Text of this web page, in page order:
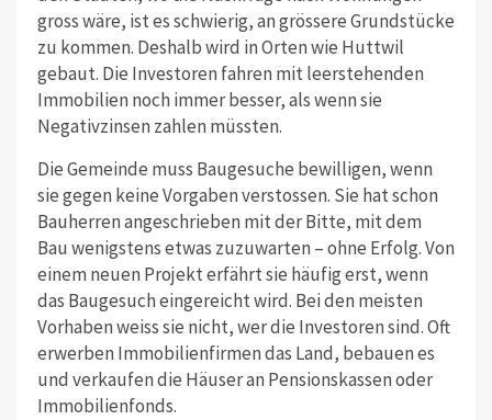
gross wäre, ist es schwierig, an grössere Grundstücke
zu kommen. Deshalb wird in Orten wie Huttwil
gebaut. Die Investoren fahren mit leerstehenden
Immobilien noch immer besser, als wenn sie
Negativzinsen zahlen müssten.
Die Gemeinde muss Baugesuche bewilligen, wenn
sie gegen keine Vorgaben verstossen. Sie hat schon
Bauherren angeschrieben mit der Bitte, mit dem
Bau wenigstens etwas zuzuwarten ­– ohne Erfolg. Von
einem neuen Projekt erfährt sie häufig erst, wenn
das Baugesuch eingereicht wird. Bei den meisten
Vorhaben weiss sie nicht, wer die Investoren sind. Oft
erwerben Immobilienfirmen das Land, bebauen es
und verkaufen die Häuser an Pensionskassen oder
Immobilienfonds.